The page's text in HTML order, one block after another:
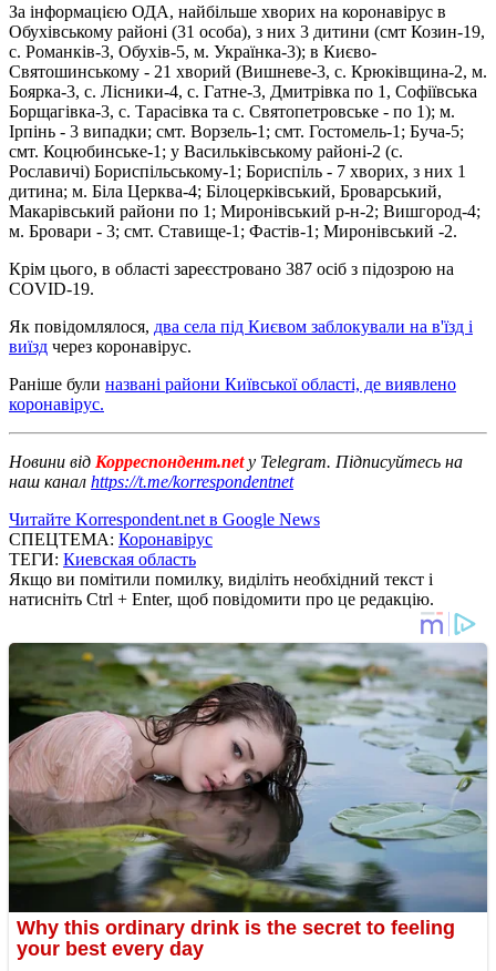
За інформацією ОДА, найбільше хворих на коронавірус в
Обухівському районі (31 особа), з них 3 дитини (смт Козин-19,
с. Романків-3, Обухів-5, м. Українка-3); в Києво-
Святошинському - 21 хворий (Вишневе-3, с. Крюківщина-2, м.
Боярка-3, с. Лісники-4, с. Гатне-3, Дмитрівка по 1, Софіївська
Борщагівка-3, с. Тарасівка та с. Святопетровське - по 1); м.
Ірпінь - 3 випадки; смт. Ворзель-1; смт. Гостомель-1; Буча-5;
смт. Коцюбинське-1; у Васильківському районі-2 (с.
Рославичі) Бориспільському-1; Бориспіль - 7 хворих, з них 1
дитина; м. Біла Церква-4; Білоцерківський, Броварський,
Макарівський райони по 1; Миронівський р-н-2; Вишгород-4;
м. Бровари - 3; смт. Ставище-1; Фастів-1; Миронівський -2.
Крім цього, в області зареєстровано 387 осіб з підозрою на
COVID-19.
Як повідомлялося, два села під Києвом заблокували на в'їзд і
виїзд через коронавірус.
Раніше були названі райони Київської області, де виявлено
коронавірус.
Новини від Корреспондент.net у Telegram. Підписуйтесь на
наш канал https://t.me/korrespondentnet
Читайте Korrespondent.net в Google News
СПЕЦТЕМА: Коронавірус
ТЕГИ: Киевская область
Якщо ви помітили помилку, виділіть необхідний текст і
натисніть Ctrl + Enter, щоб повідомити про це редакцію.